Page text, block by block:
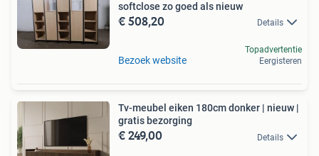
softclose zo goed als nieuw
€ 508,20 Details
Bezoek website
Topadvertentie
Eergisteren
Tv-meubel eiken 180cm donker | nieuw |
gratis bezorging
€ 249,00 Details